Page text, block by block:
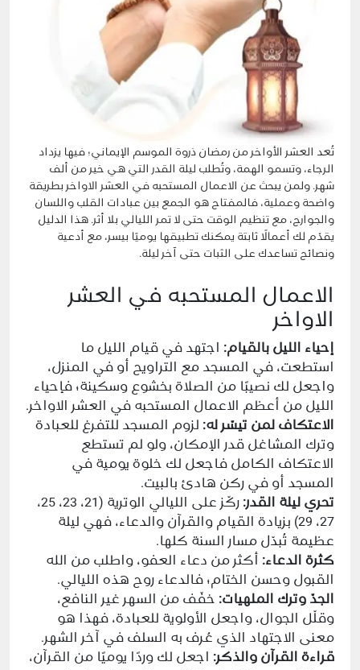
تُعد العشر الأواخر من رمضان ذروة الموسم الإيماني؛ فيها يزداد
الرجاء، وتسمو الهمة، وتُطلب ليلة القدر التي هي خير من ألف
شهر. ولمن يبحث عن الاعمال المستحبه في العشر الاواخر بطريقة
واضحة وعملية، فالمفتاح هو الجمع بين عبادات القلب واللسان
والجوارح، مع تنظيم الوقت حتى لا تمر الليالي بلا أثر. هذا الدليل
يقدّم لك أعمالًا ثابتة يمكنك تطبيقها يوميًا بيسر، مع أدعية
ونصائح تساعدك على الثبات حتى آخر ليلة.
الاعمال المستحبه في العشر
الاواخر
إحياء الليل بالقيام: اجتهد في قيام الليل ما
استطعت، في المسجد مع التراويح أو في المنزل،
واجعل لك نصيبًا من الصلاة بخشوع وسكينة؛ فإحياء
الليل من أعظم الاعمال المستحبه في العشر الاواخر.
الاعتكاف لمن تيسّر له: لزوم المسجد للتفرغ للعبادة
وترك المشاغل قدر الإمكان، ولو لم تستطع
الاعتكاف الكامل فاجعل لك خلوة يومية في
المسجد أو في ركن هادئ بالبيت.
تحري ليلة القدر:
ركّز على الليالي الوترية (21، 23، 25،
27، 29) بزيادة القيام والقرآن والدعاء، فهي ليلة
عظيمة تُبدّل مسار السنة كلها.
كثرة الدعاء: أكثر من دعاء العفو، واطلب من الله
القبول وحسن الختام؛ فالدعاء روح هذه الليالي.
الجدّ وترك الملهيات: خفّف من السهر غير النافع،
وقلّل الجوال، واجعل الأولوية للعبادة، فهذا هو
معنى الاجتهاد الذي عُرف به السلف في آخر الشهر.
قراءة القرآن والذكر: اجعل لك وردًا يوميًا من القرآن،